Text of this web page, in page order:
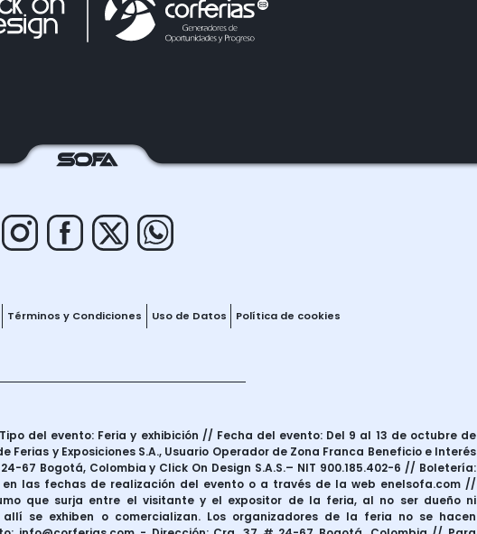
Términos y Condiciones Uso de Datos Política de cookies
del evento: Feria y exhibición // Fecha del evento: Del 9 al 13 de octubre de
Ferias y Exposiciones S.A., Usuario Operador de Zona Franca Beneficio e Interés
67 Bogotá, Colombia y Click On Design S.A.S.– NIT 900.185.402-6 // Boletería:
las fechas de realización del evento o a través de la web enelsofa.com //
que surja entre el visitante y el expositor de la feria, al no ser dueño ni
se exhiben o comercializan. Los organizadores de la feria no se hacen